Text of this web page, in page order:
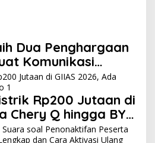
Dua Penghargaan
Komunikasi
Empati
Rp200 Jutaan di
Chery Q hingga BYD